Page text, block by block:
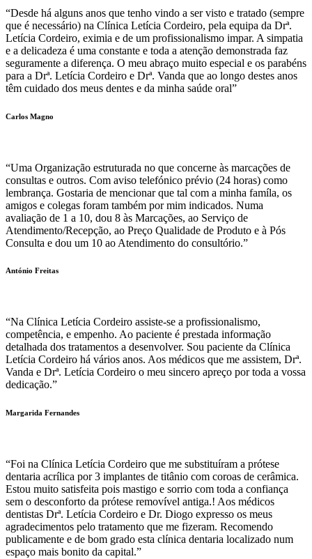
“Desde há alguns anos que tenho vindo a ser visto e tratado (sempre
que é necessário) na Clínica Letícia Cordeiro, pela equipa da Drª.
Letícia Cordeiro, eximia e de um profissionalismo impar. A simpatia
e a delicadeza é uma constante e toda a atenção demonstrada faz
seguramente a diferença. O meu abraço muito especial e os parabéns
para a Drª. Letícia Cordeiro e Drª. Vanda que ao longo destes anos
têm cuidado dos meus dentes e da minha saúde oral”
Carlos Magno
“Uma Organização estruturada no que concerne às marcações de
consultas e outros. Com aviso telefónico prévio (24 horas) como
lembrança. Gostaria de mencionar que tal com a minha famíla, os
amigos e colegas foram também por mim indicados. Numa
avaliação de 1 a 10, dou 8 às Marcações, ao Serviço de
Atendimento/Recepção, ao Preço Qualidade de Produto e à Pós
Consulta e dou um 10 ao Atendimento do consultório.”
António Freitas
“Na Clínica Letícia Cordeiro assiste-se a profissionalismo,
competência, e empenho. Ao paciente é prestada informação
detalhada dos tratamentos a desenvolver. Sou paciente da Clínica
Letícia Cordeiro há vários anos. Aos médicos que me assistem, Drª.
Vanda e Drª. Letícia Cordeiro o meu sincero apreço por toda a vossa
dedicação.”
Margarida Fernandes
“Foi na Clínica Letícia Cordeiro que me substituíram a prótese
dentaria acrílica por 3 implantes de titânio com coroas de cerâmica.
Estou muito satisfeita pois mastigo e sorrio com toda a confiança
sem o desconforto da prótese removível antiga.! Aos médicos
dentistas Drª. Letícia Cordeiro e Dr. Diogo expresso os meus
agradecimentos pelo tratamento que me fizeram. Recomendo
publicamente e de bom grado esta clínica dentaria localizado num
espaço mais bonito da capital.”